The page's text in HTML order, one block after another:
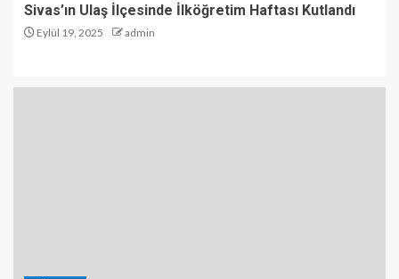
Sivas’ın Ulaş İlçesinde İlköğretim Haftası Kutlandı
Eylül 19, 2025 admin